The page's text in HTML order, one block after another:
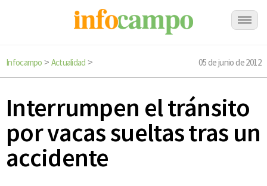
Infocampo > Actualidad > 05 de junio de 2012
Interrumpen el tránsito
por vacas sueltas tras un
accidente